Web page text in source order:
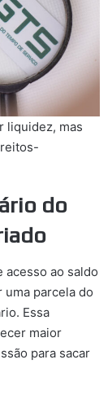
liquidez, mas
do
acesso ao saldo
parcela do
Essa
maior
para sacar